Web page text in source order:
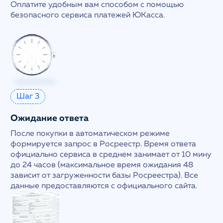
Оплатите удобным вам способом с помощью
безопасного сервиса платежей ЮКасса.
Шаг 3
Ожидание ответа
После покупки в автоматическом режиме
формируется запрос в Росреестр. Время ответа
официально сервиса в среднем занимает от 10 мину
до 24 часов (максимальное время ожидания 48
зависит от загруженности базы Росреестра). Все
данные предоставляются с официального сайта.